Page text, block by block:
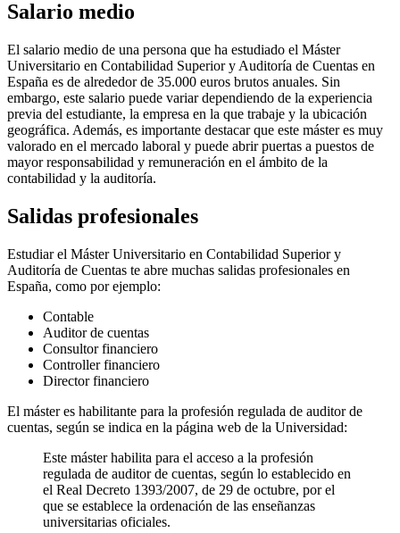
Salario medio
El salario medio de una persona que ha estudiado el Máster
Universitario en Contabilidad Superior y Auditoría de Cuentas en
España es de alrededor de 35.000 euros brutos anuales. Sin
embargo, este salario puede variar dependiendo de la experiencia
previa del estudiante, la empresa en la que trabaje y la ubicación
geográfica. Además, es importante destacar que este máster es muy
valorado en el mercado laboral y puede abrir puertas a puestos de
mayor responsabilidad y remuneración en el ámbito de la
contabilidad y la auditoría.
Salidas profesionales
Estudiar el Máster Universitario en Contabilidad Superior y
Auditoría de Cuentas te abre muchas salidas profesionales en
España, como por ejemplo:
Contable
Auditor de cuentas
Consultor financiero
Controller financiero
Director financiero
El máster es habilitante para la profesión regulada de auditor de
cuentas, según se indica en la página web de la Universidad:
Este máster habilita para el acceso a la profesión
regulada de auditor de cuentas, según lo establecido en
el Real Decreto 1393/2007, de 29 de octubre, por el
que se establece la ordenación de las enseñanzas
universitarias oficiales.